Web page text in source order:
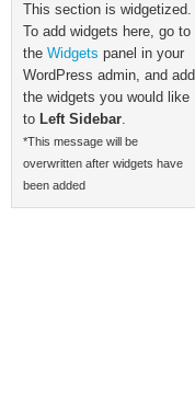
This section is widgetized.
To add widgets here, go to
the Widgets panel in your
WordPress admin, and add
the widgets you would like
to Left Sidebar.
*This message will be
overwritten after widgets have
been added